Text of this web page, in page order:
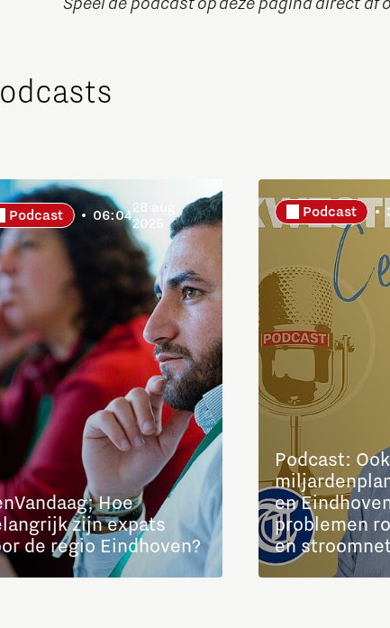
Micro and nano electronics
Podcast 06:0428 aug
2025
Hoe
zijn expats
de regio Eindhoven?
Podcast
Podcast: Ook
en
problemen
en stroomnet